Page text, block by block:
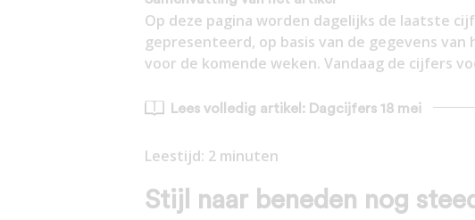
Op deze pagina worden dagelijks de laatste
gepresenteerd, op basis van de gegevens
voor de komende weken. Vandaag de cijfers
Lees volledig artikel: Dagcijfers 18 mei
Leestijd: 2 minuten
Stijl naar beneden nog